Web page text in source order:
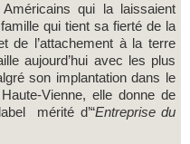
qui la laissaient
qui tient sa fierté de la
de l’attachement à la terre
aujourd’hui avec les plus
son implantation dans le
Vienne, elle donne de
mérité d’“Entreprise du